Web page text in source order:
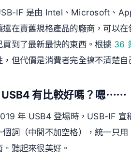
IF 是由 Intel、Microsoft、
還在賣舊規格產品的廠商，可以
買到了最新最快的東西。根據 36
，但代價是消費者完全搞不清楚自
USB4 有比較好嗎？嗯⋯⋯
年 USB4 登場時，USB-IF 宣
個詞（中間不加空格），統一只
。聽起來很美好。